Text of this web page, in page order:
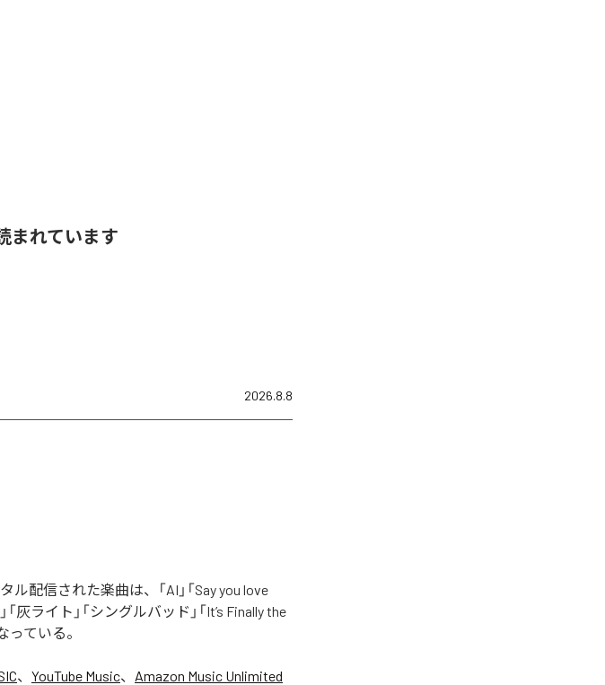
まれています
2026.8.8
配信された楽曲は、「AI」「Say you love
「灰ライト」「シングルバッド」「It’s Finally the
っている。
、 YouTube Music、 Amazon Music Unlimited